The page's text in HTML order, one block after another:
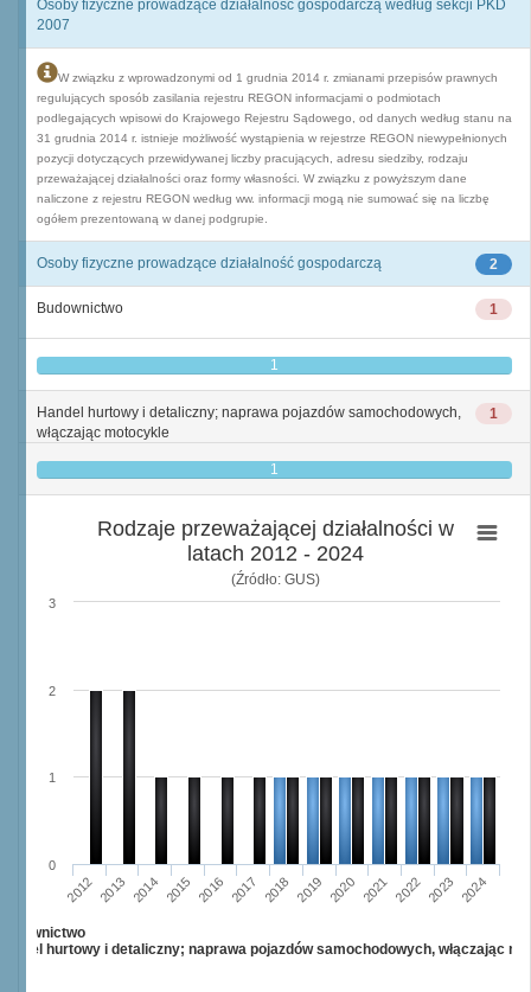
Osoby fizyczne prowadzące działalność gospodarczą według sekcji PKD
2007
W związku z wprowadzonymi od 1 grudnia 2014 r. zmianami przepisów prawnych
regulujących sposób zasilania rejestru REGON informacjami o podmiotach
podlegających wpisowi do Krajowego Rejestru Sądowego, od danych według stanu na
31 grudnia 2014 r. istnieje możliwość wystąpienia w rejestrze REGON niewypełnionych
pozycji dotyczących przewidywanej liczby pracujących, adresu siedziby, rodzaju
przeważającej działalności oraz formy własności. W związku z powyższym dane
naliczone z rejestru REGON według ww. informacji mogą nie sumować się na liczbę
ogółem prezentowaną w danej podgrupie.
2
Osoby fizyczne prowadzące działalność gospodarczą
1
Budownictwo
1
1
Handel hurtowy i detaliczny; naprawa pojazdów samochodowych,
włączając motocykle
1
Rodzaje przeważającej działalności w
latach 2012 - 2024
(Źródło: GUS)
2012 2013 2014 2015 2016 2017 2018 2019 2020 2021 2022 2023 2024
0
1
2
3
hurtowy i detaliczny; naprawa pojazdów samochodowych, włączając